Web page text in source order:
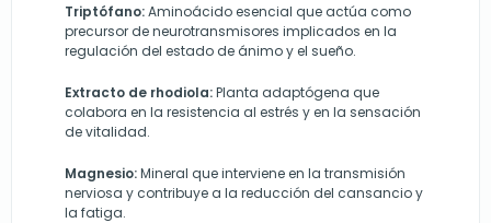
Triptófano:Aminoácido esencial que actúa como
precursor de neurotransmisores implicados en la
regulación del estado de ánimo y el sueño.
Extracto de rhodiola:Planta adaptógena que
colabora en la resistencia al estrés y en la sensación
de vitalidad.
Magnesio:Mineral que interviene en la transmisión
nerviosa y contribuye a la reducción del cansancio y
la fatiga.